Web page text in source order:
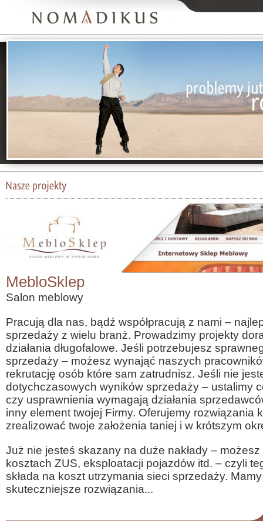
MebloSklep
Salon meblowy
Pracują dla nas, bądź współpracują z nami –
sprzedaży z wielu branż. Prowadzimy projekty
działania długofalowe. Jeśli potrzebujesz
sprzedaży – możesz wynająć naszych
rekrutację osób które sam zatrudnisz. Jeśli nie
dotychczasowych wyników sprzedaży – ustalimy
czy usprawnienia wymagają działania
inny element twojej Firmy. Oferujemy rozwiązania
zrealizować twoje założenia taniej i w krótszym
Już nie jesteś skazany na duże nakłady –
kosztach ZUS, eksploatacji pojazdów itd. – czyli
składa na koszt utrzymania sieci sprzedaży.
skuteczniejsze rozwiązania...